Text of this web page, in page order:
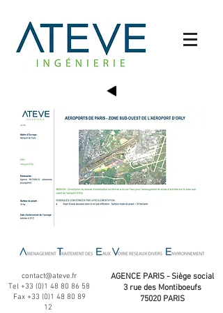
contact@ateve.fr
Tel +33 (0)1 48 80 86 58
Fax +33 (0)1 48 80 89
12
AGENCE PARIS - Siège social
3 rue des Montiboeufs
75020 PARIS